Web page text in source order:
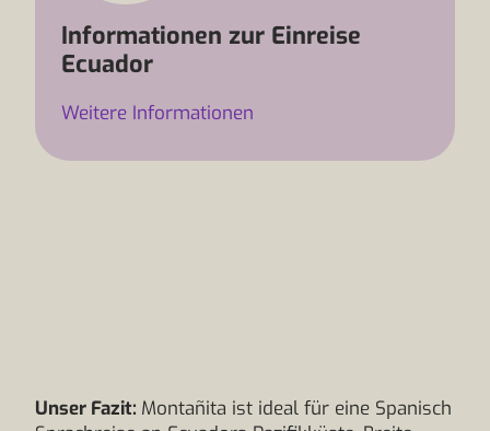
Informationen zur Einreise
Ecuador
Weitere Informationen
Unser Fazit: Montañita ist ideal für eine Spanisch